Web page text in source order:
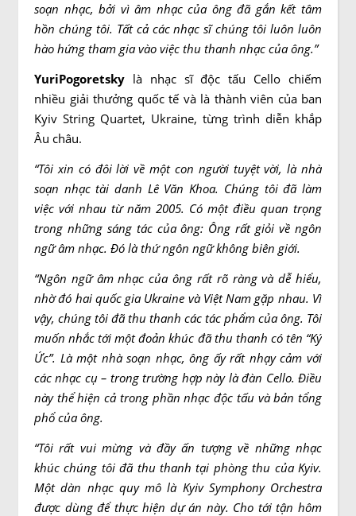
soạn nhạc, bởi vì âm nhạc của ông đã gắn kết tâm
hồn chúng tôi. Tất cả các nhạc sĩ chúng tôi luôn luôn
hào hứng tham gia vào việc thu thanh nhạc của ông.”
YuriPogoretsky là nhạc sĩ độc tấu Cello chiếm
nhiều giải thưởng quốc tế và là thành viên của ban
Kyiv String Quartet, Ukraine, từng trình diễn khắp
Âu châu.
“Tôi xin có đôi lời về một con người tuyệt vời, là nhà
soạn nhạc tài danh Lê Văn Khoa. Chúng tôi đã làm
việc với nhau từ năm 2005. Có một điều quan trọng
trong những sáng tác của ông: Ông rất giỏi về ngôn
ngữ âm nhạc. Đó là thứ ngôn ngữ không biên giới.
“Ngôn ngữ âm nhạc của ông rất rõ ràng và dễ hiểu,
nhờ đó hai quốc gia Ukraine và Việt Nam gặp nhau. Vì
vậy, chúng tôi đã thu thanh các tác phẩm của ông. Tôi
muốn nhắc tới một đoản khúc đã thu thanh có tên “Ký
Ức”. Là một nhà soạn nhạc, ông ấy rất nhạy cảm với
các nhạc cụ – trong trường hợp này là đàn Cello. Điều
này thể hiện cả trong phần nhạc độc tấu và bản tổng
phổ của ông.
“Tôi rất vui mừng và đầy ấn tượng về những nhạc
khúc chúng tôi đã thu thanh tại phòng thu của Kyiv.
Một dàn nhạc quy mô là Kyiv Symphony Orchestra
được dùng để thực hiện dự án này. Cho tới tận hôm